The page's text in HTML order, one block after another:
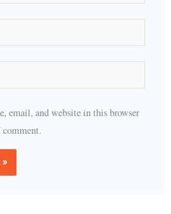
email, and website in this browser